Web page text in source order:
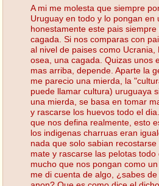
A mi me molesta que siempre
Uruguay en todo y lo pongan en
honestamente este pais
cagada. Si nos comparas con
al nivel de paises como Ucrania,
osea, una cagada. Quizas unos
mas arriba, depende. Aparte la
me parecio una mierda, la
puede llamar cultura) uruguaya
una mierda, se basa en tomar
y rascarse los huevos todo el
que nos defina realmente, esto
los indigenas charruas eran
nada que solo sabian
mate y rascarse las pelotas todo
mucho que nos pongan como
me di cuenta de algo, ¿sabes